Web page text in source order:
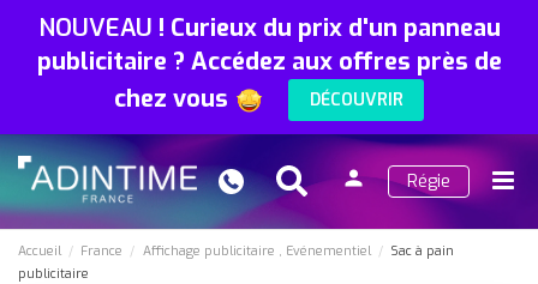
NOUVEAU ! Curieux du prix d'un panneau
publicitaire ? Accédez aux offres près de
chez vous
DÉCOUVRIR
Search
person
Régie
Accueil France Affichage publicitaire Evénementiel
Sac à pain
publicitaire